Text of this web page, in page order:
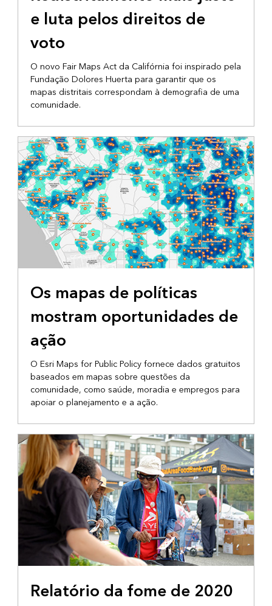
e luta pelos direitos de
voto
O novo Fair Maps Act da Califórnia foi inspirado pela
Fundação Dolores Huerta para garantir que os
mapas distritais correspondam à demografia de uma
comunidade.
Os mapas de políticas
mostram oportunidades de
ação
O Esri Maps for Public Policy fornece dados gratuitos
baseados em mapas sobre questões da
comunidade, como saúde, moradia e empregos para
apoiar o planejamento e a ação.
Relatório da fome de 2020